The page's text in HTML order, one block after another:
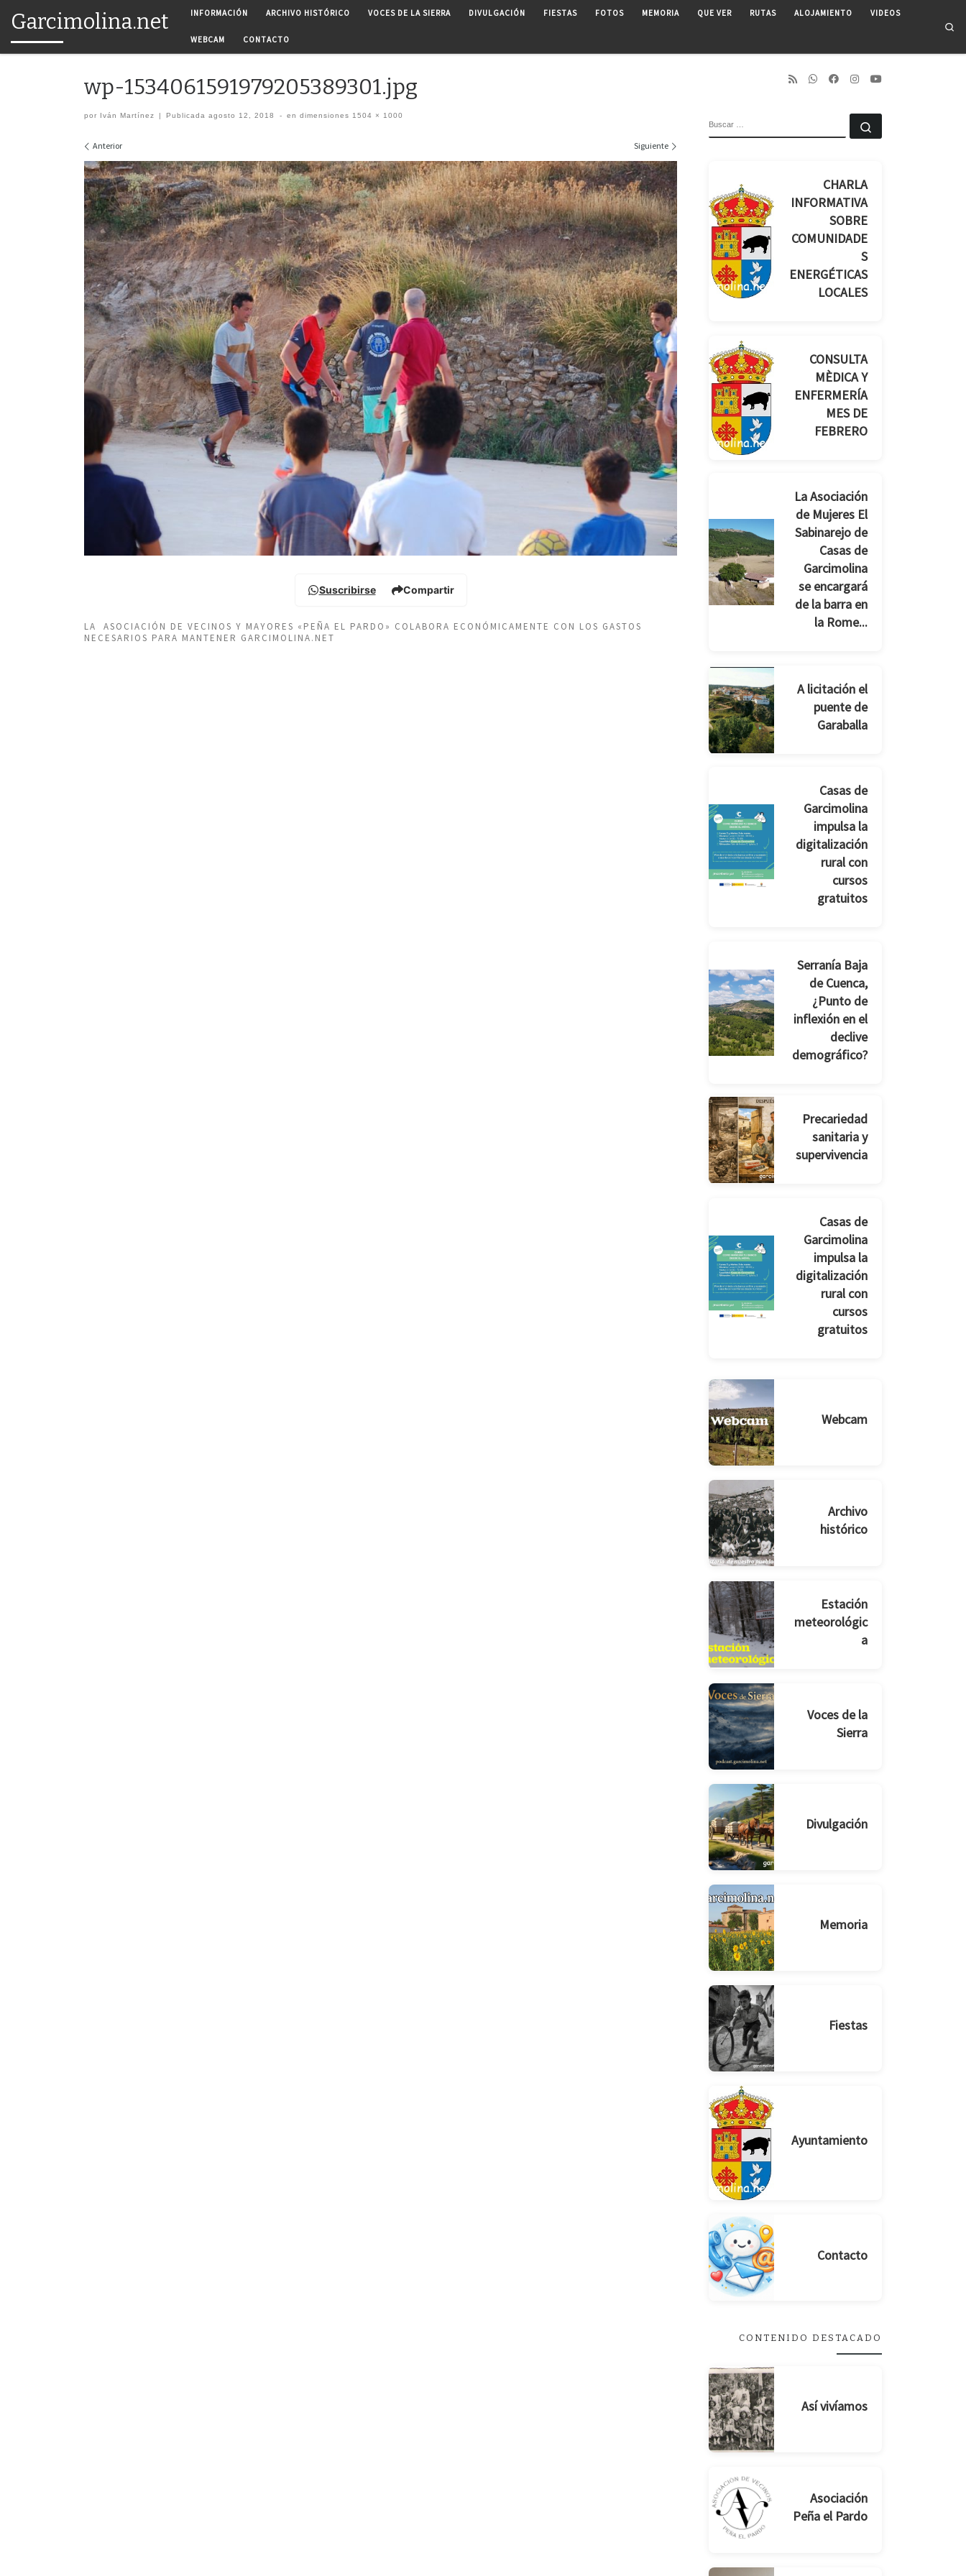
Saltar al contenido
Garcimolina.net INFORMACIÓN ARCHIVO HISTÓRICO VOCES DE LA SIERRA DIVULGACIÓN FIESTAS FOTOS MEMORIA QUE VER RUTAS ALOJAMIENTO VIDEOS
WEBCAM CONTACTO
wp-1534061591979205389301.jpg
por Iván Martínez | Publicadaagosto 12, 2018 - en dimensiones 1504 × 1000
Navegación de imágenes
Anterior Siguiente
Suscribirse Compartir
LA ASOCIACIÓN DE VECINOS Y MAYORES «PEÑA EL PARDO» COLABORA ECONÓMICAMENTE CON LOS GASTOS
NECESARIOS PARA MANTENER GARCIMOLINA.NET
CHARLA
INFORMATIVA
SOBRE
COMUNIDADE
S
ENERGÉTICAS
LOCALES
CONSULTA
MÈDICA Y
ENFERMERÍA
MES DE
FEBRERO
La Asociación
de Mujeres El
Sabinarejo de
Casas de
Garcimolina
se encargará
de la barra en
la Rome...
A licitación el
puente de
Garaballa
Casas de
Garcimolina
impulsa la
digitalización
rural con
cursos
gratuitos
Serranía Baja
de Cuenca,
¿Punto de
inflexión en el
declive
demográfico?
Precariedad
sanitaria y
supervivencia
Casas de
Garcimolina
impulsa la
digitalización
rural con
cursos
gratuitos
Webcam
Archivo
histórico
Estación
meteorológic
a
Voces de la
Sierra
Divulgación
Memoria
Fiestas
Ayuntamiento
Contacto
CONTENIDO DESTACADO
Así vivíamos
Asociación
Peña el Pardo